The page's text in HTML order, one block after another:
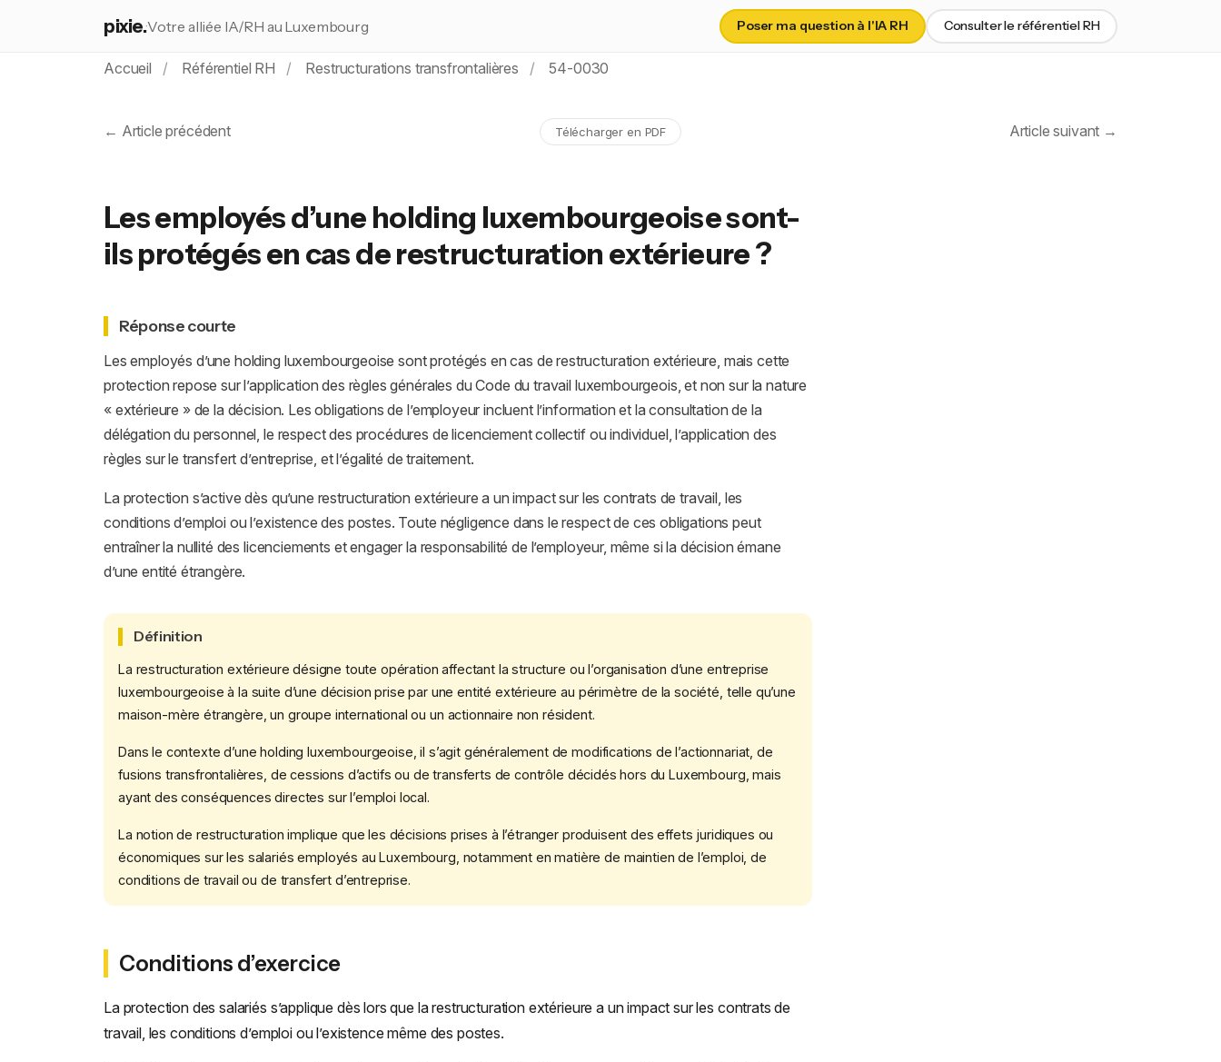
pixie.Votre alliée IA/RH au Luxembourg Poser ma question à l'IA RH Consulter le référentiel RH
Accueil Référentiel RH Restructurations transfrontalières 54-0030
← Article précédent Télécharger en PDF Article suivant →
Les employés d’une holding luxembourgeoise sont-
ils protégés en cas de restructuration extérieure ?
Réponse courte
Les employés d’une holding luxembourgeoise sont protégés en cas de restructuration extérieure, mais cette
protection repose sur l’application des règles générales du Code du travail luxembourgeois, et non sur la nature
« extérieure » de la décision. Les obligations de l’employeur incluent l’information et la consultation de la
délégation du personnel, le respect des procédures de licenciement collectif ou individuel, l’application des
règles sur le transfert d’entreprise, et l’égalité de traitement.
La protection s’active dès qu’une restructuration extérieure a un impact sur les contrats de travail, les
conditions d’emploi ou l’existence des postes. Toute négligence dans le respect de ces obligations peut
entraîner la nullité des licenciements et engager la responsabilité de l’employeur, même si la décision émane
d’une entité étrangère.
Définition
La restructuration extérieure désigne toute opération affectant la structure ou l’organisation d’une entreprise
luxembourgeoise à la suite d’une décision prise par une entité extérieure au périmètre de la société, telle qu’une
maison-mère étrangère, un groupe international ou un actionnaire non résident.
Dans le contexte d’une holding luxembourgeoise, il s’agit généralement de modifications de l’actionnariat, de
fusions transfrontalières, de cessions d’actifs ou de transferts de contrôle décidés hors du Luxembourg, mais
ayant des conséquences directes sur l’emploi local.
La notion de restructuration implique que les décisions prises à l’étranger produisent des effets juridiques ou
économiques sur les salariés employés au Luxembourg, notamment en matière de maintien de l’emploi, de
conditions de travail ou de transfert d’entreprise.
Conditions d’exercice
La protection des salariés s’applique dès lors que la restructuration extérieure a un impact sur les contrats de
travail, les conditions d’emploi ou l’existence même des postes.